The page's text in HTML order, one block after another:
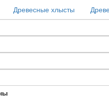
Древесные хлысты